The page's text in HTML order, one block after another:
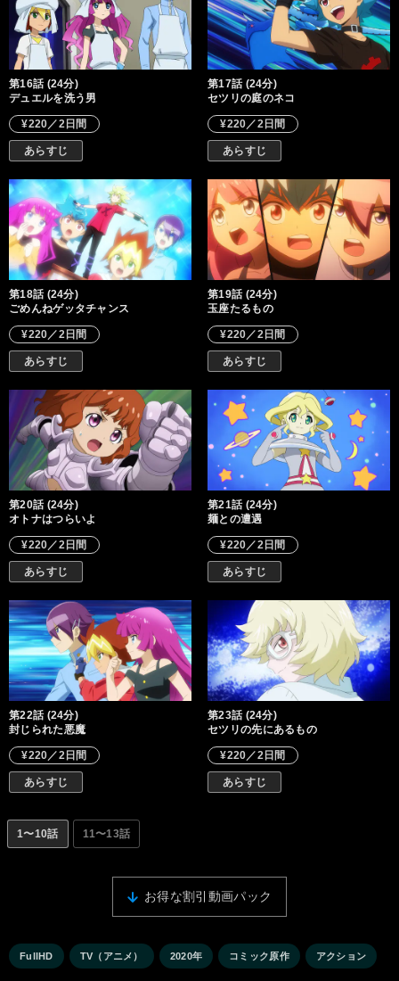
第16話 (24分)
デュエルを洗う男
¥220／2日間
あらすじ
第17話 (24分)
セツリの庭のネコ
¥220／2日間
あらすじ
第18話 (24分)
ごめんねゲッタチャンス
¥220／2日間
あらすじ
第19話 (24分)
玉座たるもの
¥220／2日間
あらすじ
第20話 (24分)
オトナはつらいよ
¥220／2日間
あらすじ
第21話 (24分)
麺との遭遇
¥220／2日間
あらすじ
第22話 (24分)
封じられた悪魔
¥220／2日間
あらすじ
第23話 (24分)
セツリの先にあるもの
¥220／2日間
あらすじ
1〜10話 11〜13話
お得な割引動画パック
FullHD TV（アニメ） 2020年 コミック原作 アクション